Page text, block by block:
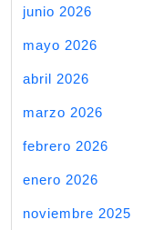
junio 2026
mayo 2026
abril 2026
marzo 2026
febrero 2026
enero 2026
noviembre 2025